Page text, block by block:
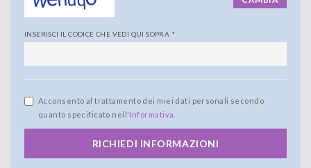
INSERISCI IL CODICE CHE VEDI QUI SOPRA *
Acconsento al trattamento dei miei dati personali secondo
quanto specificato nell' Informativa
RICHIEDI INFORMAZIONI